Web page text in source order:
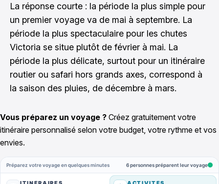
La réponse courte : la période la plus simple pour
un premier voyage va de mai à septembre. La
période la plus spectaculaire pour les chutes
Victoria se situe plutôt de février à mai. La
période la plus délicate, surtout pour un itinéraire
routier ou safari hors grands axes, correspond à
la saison des pluies, de décembre à mars.
Vous préparez un voyage ? Créez gratuitement votre
itinéraire personnalisé selon votre budget, votre rythme et vos
envies.